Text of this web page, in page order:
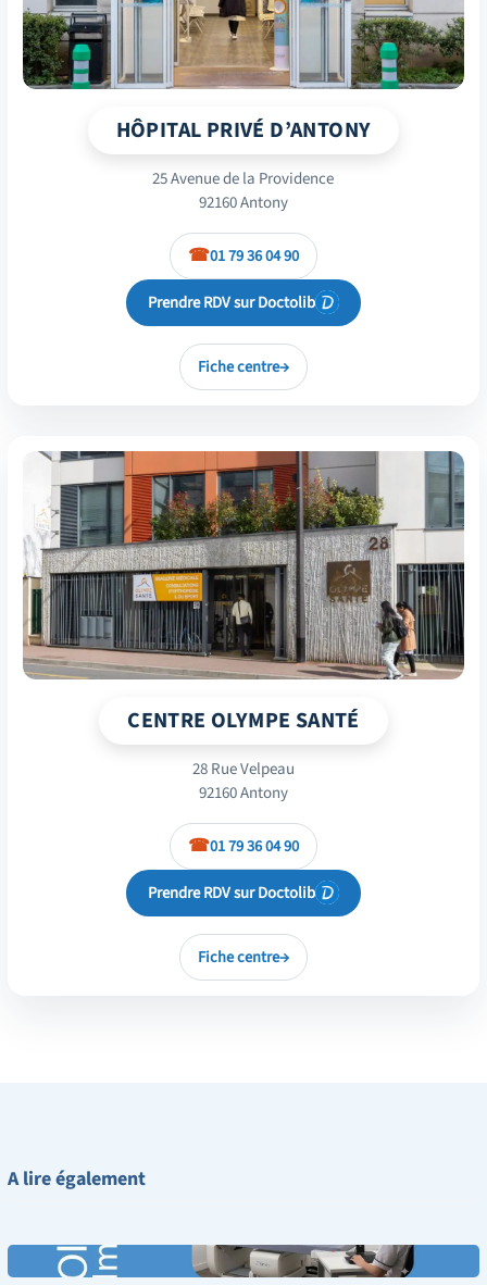
HÔPITAL PRIVÉ D’ANTONY
25 Avenue de la Providence
92160 Antony
01 79 36 04 90
Prendre RDV sur Doctolib
Fiche centre→
CENTRE OLYMPE SANTÉ
28 Rue Velpeau
92160 Antony
01 79 36 04 90
Prendre RDV sur Doctolib
Fiche centre→
A lire également